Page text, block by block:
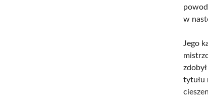
w
Jego
tytułu